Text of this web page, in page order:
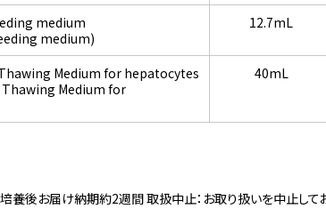
medium
medium)
12.7mL
Medium for hepatocytes
Thawing Medium for
40mL
後お届け納期約2週間 取扱中止：お取り扱いを中止してお